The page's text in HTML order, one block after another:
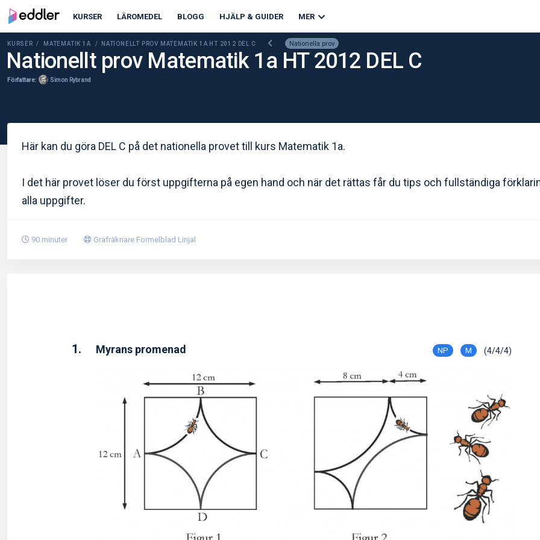
KURSER LÄROMEDEL BLOGG HJÄLP & GUIDER MER
KURSER / MATEMATIK 1A / NATIONELLT PROV MATEMATIK 1A HT 2012 DEL C Nationella prov
Nationellt prov Matematik 1a HT 2012 DEL C
Författare: Simon Rybrand
Här kan du göra DEL C på det nationella provet till kurs Matematik 1a.
I det här provet löser du först uppgifterna på egen hand och när det rättas får du tips och fullständiga
alla uppgifter.
90 minuter Grafräknare Formelblad Linjal
1. (4/4/4)
M
NP
Myrans promenad